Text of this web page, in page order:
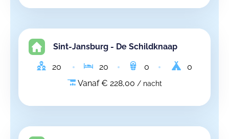
Sint-Jansburg - De Schildknaap
20 20 0
0
Vanaf € 228,00 / nacht